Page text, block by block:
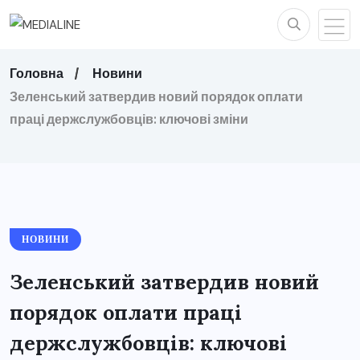
Головна
Новини
Зеленський затвердив новий порядок оплати
праці держслужбовців: ключові зміни
НОВИНИ
Зеленський затвердив новий
порядок оплати праці
держслужбовців: ключові